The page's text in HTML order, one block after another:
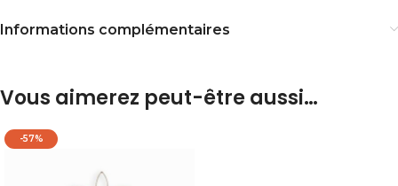
Informations complémentaires
Vous aimerez peut-être aussi…
-57%